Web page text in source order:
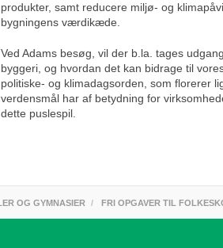
produkter, samt reducere miljø- og
bygningens værdikæde.
Ved Adams besøg, vil der b.la. tages
byggeri, og hvordan det kan bidrage til
politiske- og klimadagsorden, som florerer
verdensmål har af betydning for
dette puslespil.
OG GYMNASIER FRI OPGAVER TIL